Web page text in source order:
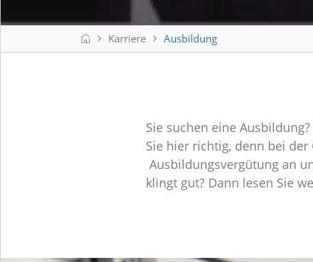
GfE Gesellschaft für Elektrometallurgie mbH
Karriere Ausbildung
Sie suchen eine
Sie hier richtig, denn bei der
Ausbildungsvergütung an
klingt gut? Dann lesen Sie